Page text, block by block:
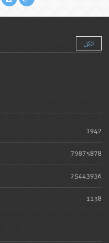
الكل
1942
79875878
25443936
1138